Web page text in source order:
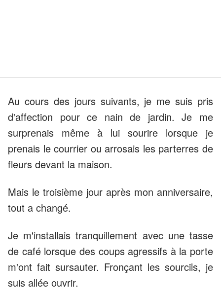
Au cours des jours suivants, je me suis pris
d'affection pour ce nain de jardin. Je me
surprenais même à lui sourire lorsque je
prenais le courrier ou arrosais les parterres de
fleurs devant la maison.
Mais le troisième jour après mon anniversaire,
tout a changé.
Je m'installais tranquillement avec une tasse
de café lorsque des coups agressifs à la porte
m'ont fait sursauter. Fronçant les sourcils, je
suis allée ouvrir.